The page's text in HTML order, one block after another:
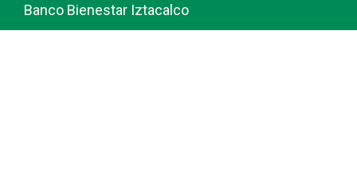
Banco Bienestar Iztacalco